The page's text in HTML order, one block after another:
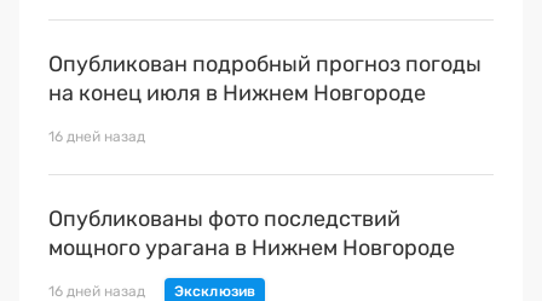
Опубликован подробный прогноз погоды
на конец июля в Нижнем Новгороде
16 дней назад
Опубликованы фото последствий
мощного урагана в Нижнем Новгороде
16 дней назад